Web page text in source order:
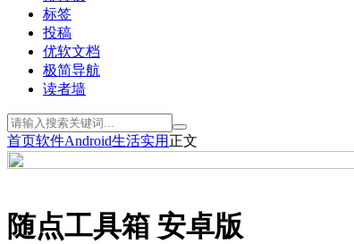
标签
投稿
优软文档
极简导航
读者墙
首页软件Android生活实用 正文
随点工具箱 安卓版